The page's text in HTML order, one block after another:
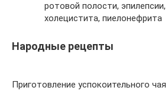
ротовой полости,
холецистита, пиелонефрита
Народные рецепты
Приготовление успокоительного чая